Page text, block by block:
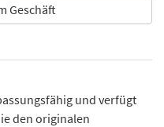
Geschäft
und verfügt
den originalen